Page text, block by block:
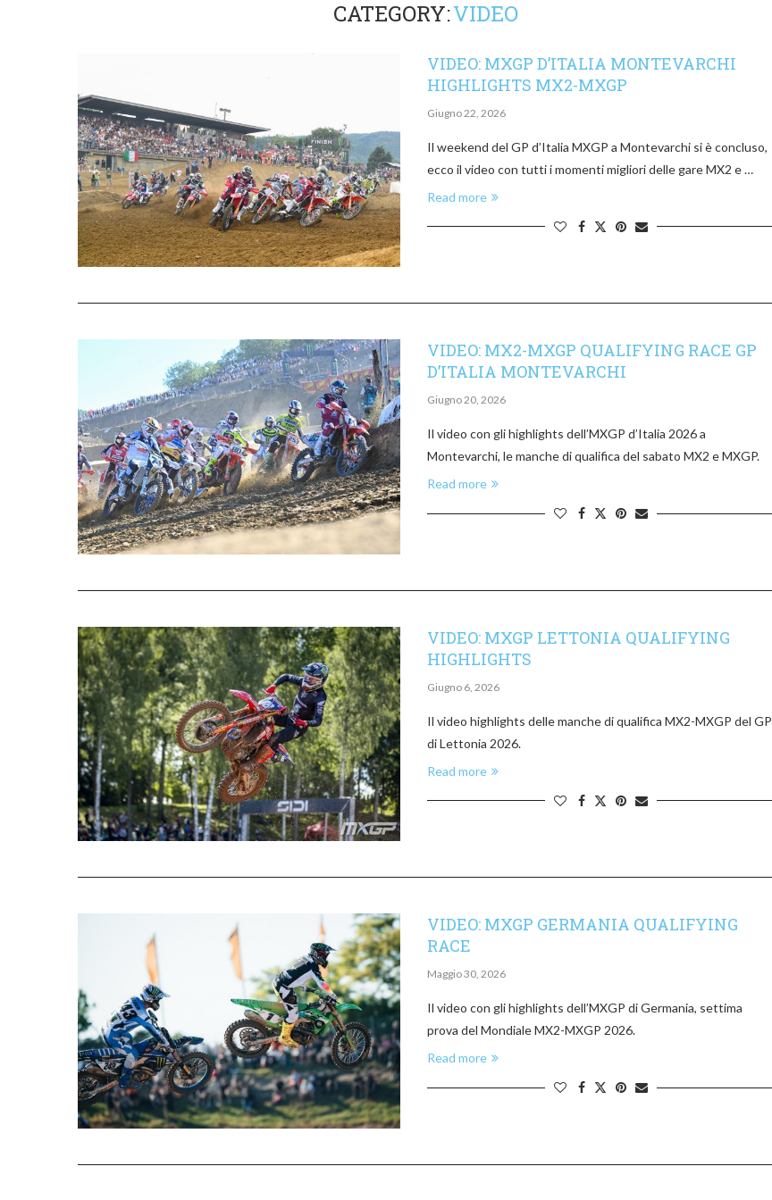
CATEGORY:VIDEO
VIDEO: MXGP D’ITALIA MONTEVARCHI
HIGHLIGHTS MX2-MXGP
Giugno 22, 2026
Il weekend del GP d’Italia MXGP a Montevarchi si è concluso,
ecco il video con tutti i momenti migliori delle gare MX2 e …
Read more
VIDEO: MX2-MXGP QUALIFYING RACE GP
D’ITALIA MONTEVARCHI
Giugno 20, 2026
Il video con gli highlights dell’MXGP d’Italia 2026 a
Montevarchi, le manche di qualifica del sabato MX2 e MXGP.
Read more
VIDEO: MXGP LETTONIA QUALIFYING
HIGHLIGHTS
Giugno 6, 2026
Il video highlights delle manche di qualifica MX2-MXGP del GP
di Lettonia 2026.
Read more
VIDEO: MXGP GERMANIA QUALIFYING
RACE
Maggio 30, 2026
Il video con gli highlights dell’MXGP di Germania, settima
prova del Mondiale MX2-MXGP 2026.
Read more